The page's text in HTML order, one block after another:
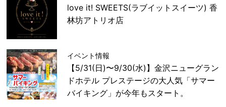
love it! SWEETS(ラブイットスイーツ) 香
林坊アトリオ店
イベント情報
【5/31(日)〜9/30(水)】金沢ニューグラン
ドホテル プレステージの大人気「サマー
バイキング」が今年もスタート。